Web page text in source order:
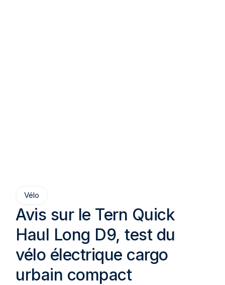
Vélo
Avis sur le Tern Quick
Haul Long D9, test du
vélo électrique cargo
urbain compact